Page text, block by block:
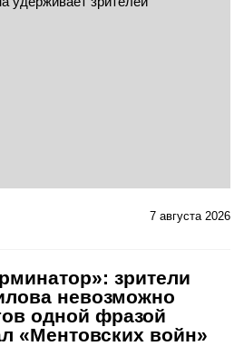
7 августа 2026
зрители
невозможно
одной фразой
«Ментовских войн»